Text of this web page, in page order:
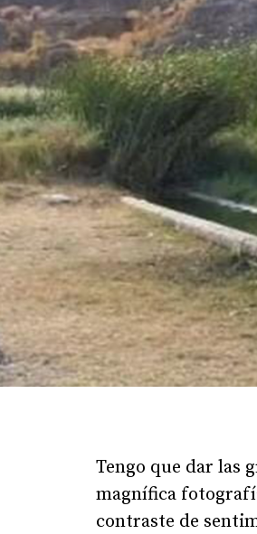
Tengo que dar las
magnífica
contraste de